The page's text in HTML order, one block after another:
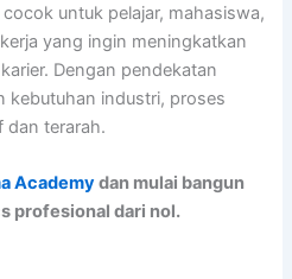
untuk pelajar, mahasiswa,
yang ingin meningkatkan
Dengan pendekatan
kebutuhan industri, proses
dan terarah.
Academydan mulai bangun
profesional dari nol.